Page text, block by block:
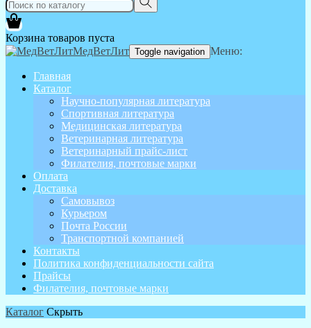
Корзина товаров пуста
МедВетЛит Toggle navigation Меню:
Главная
Каталог
Научно-популярная литература
Спортивная литература
Медицинская литература
Ветеринарная литература
Ветеринарный прайс-лист
Филателия, почтовые марки
Оплата
Доставка
Самовывоз
Курьером
Почта России
Транспортной компанией
Контакты
Политика конфиденциальности сайта
Прайсы
Филателия, почтовые марки
Каталог Скрыть